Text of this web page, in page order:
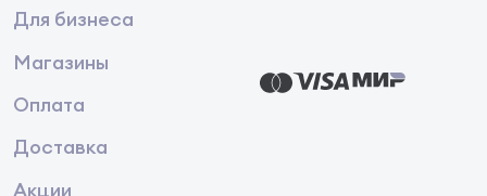
Хорошо встряхните перед использованием.
поверхность.
Для бизнеса
Магазины
Оплата
Доставка
Акции